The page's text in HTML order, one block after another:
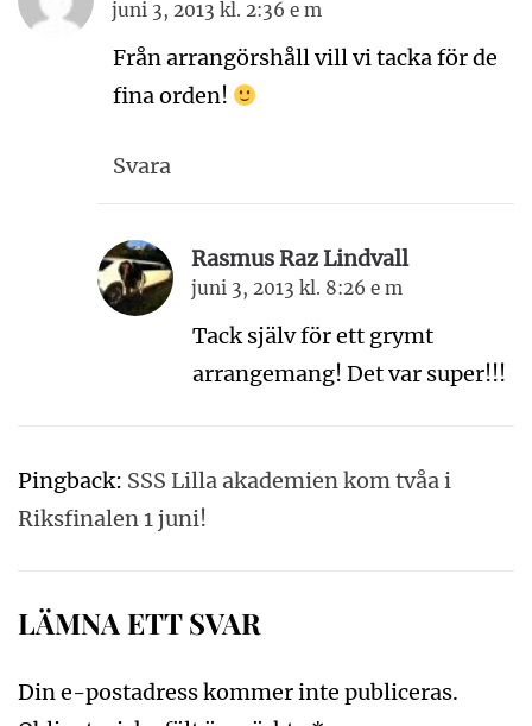
juni 3, 2013 kl. 2:36 e m
Från arrangörshåll vill vi tacka för de
fina orden!
Svara
Rasmus Raz Lindvall
juni 3, 2013 kl. 8:26 e m
Tack själv för ett grymt
arrangemang! Det var super!!!
Pingback: SSS Lilla akademien kom tvåa i
Riksfinalen 1 juni!
LÄMNA ETT SVAR
Din e-postadress kommer inte publiceras.